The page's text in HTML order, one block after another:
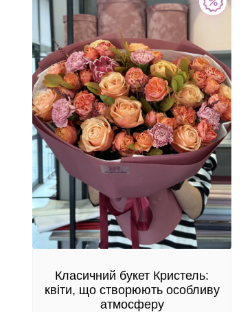
Класичний букет Кристель:
квіти, що створюють особливу
атмосферу